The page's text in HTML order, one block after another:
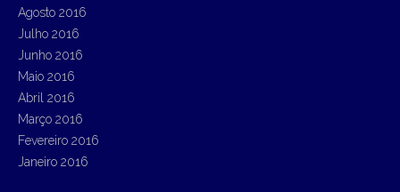
Agosto 2016
Julho 2016
Junho 2016
Maio 2016
Abril 2016
Março 2016
Fevereiro 2016
Janeiro 2016